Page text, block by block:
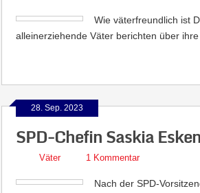
Wie väterfreundlich ist
alleinerziehende Väter berichten über ihre
28. Sep. 2023
SPD-Chefin Saskia
Väter 1 Kommentar
Nach der SPD-